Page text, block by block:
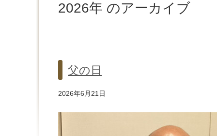
2026年 のアーカイブ
父の日
2026年6月21日